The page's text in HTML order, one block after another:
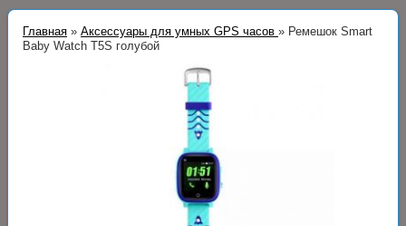
Главная » Аксессуары для умных GPS часов » Ремешок Smart
Baby Watch T5S голубой